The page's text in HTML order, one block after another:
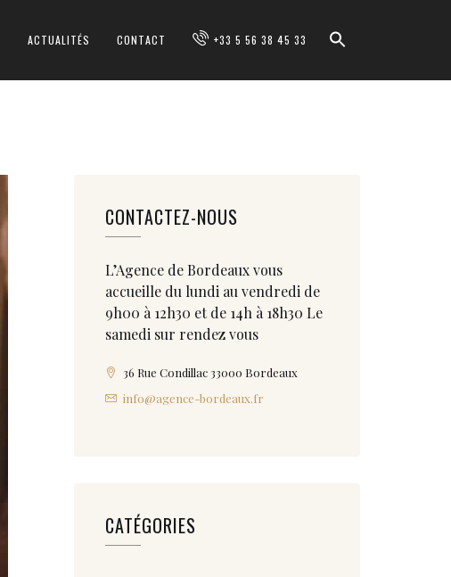
ACTUALITÉS CONTACT +33 5 56 38 45 33
CONTACTEZ-NOUS
L’Agence de Bordeaux vous
accueille du lundi au vendredi de
9h00 à 12h30 et de 14h à 18h30 Le
samedi sur rendez vous
36 Rue Condillac 33000 Bordeaux
info@agence-bordeaux.fr
CATÉGORIES